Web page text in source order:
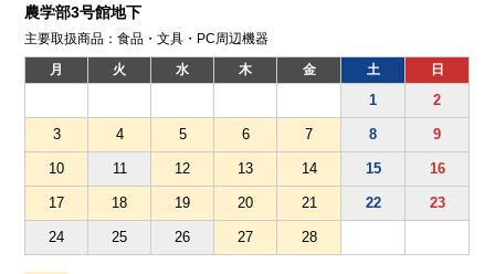
農学部3号館地下
主要取扱商品：食品・文具・PC周辺機器
月 火 水 木 金 土 日
1 2
3 4 5 6 7 8 9
10 11 12 13 14 15 16
17 18 19 20 21 22 23
24 25 26 27 28